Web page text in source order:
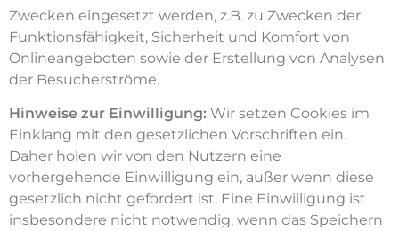
Zwecken eingesetzt werden, z.B. zu Zwecken der
Funktionsfähigkeit, Sicherheit und Komfort von
Onlineangeboten sowie der Erstellung von Analysen
der Besucherströme.
Hinweise zur Einwilligung: Wir setzen Cookies im
Einklang mit den gesetzlichen Vorschriften ein.
Daher holen wir von den Nutzern eine
vorhergehende Einwilligung ein, außer wenn diese
gesetzlich nicht gefordert ist. Eine Einwilligung ist
insbesondere nicht notwendig, wenn das Speichern